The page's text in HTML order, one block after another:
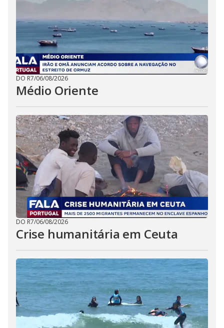
DO R7/06/08/2026
Médio Oriente
DO R7/06/08/2026
Crise humanitária em Ceuta